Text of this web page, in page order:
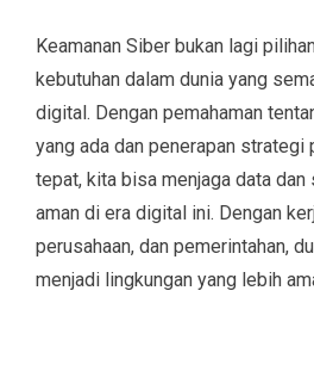
Keamanan Siber bukan lagi
kebutuhan dalam dunia yang
digital. Dengan pemahaman
yang ada dan penerapan strategi
tepat, kita bisa menjaga data
aman di era digital ini. Dengan
perusahaan, dan pemerintahan,
menjadi lingkungan yang lebih